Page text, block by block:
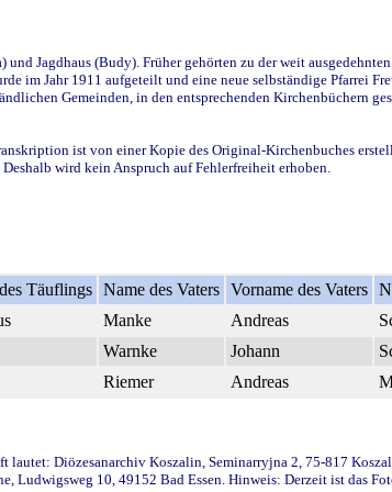
Jagdhaus (Budy). Früher gehörten zu der weit
im Jahr 1911 aufgeteilt und eine neue selbständige Pfarrei
Gemeinden, in den entsprechenden Kirchenbüchern
ist von einer Kopie des Original-Kirchenbuches
wird kein Anspruch auf Fehlerfreiheit erhoben.
Täuflings Name des Vaters Vorname des Vaters
Manke Andreas
Warnke Johann
Riemer Andreas
Diözesanarchiv Koszalin, Seminarryjna 2, 75-817
Ludwigsweg 10, 49152 Bad Essen. Hinweis: Derzeit ist das